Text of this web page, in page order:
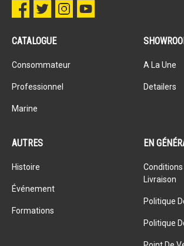
CATALOGUE
Consommateur
Professionnel
Marine
A La Une
Detailers
AUTRES
Histoire
Événement
Formations
EN
Conditions
Livraison
Politique
Politique